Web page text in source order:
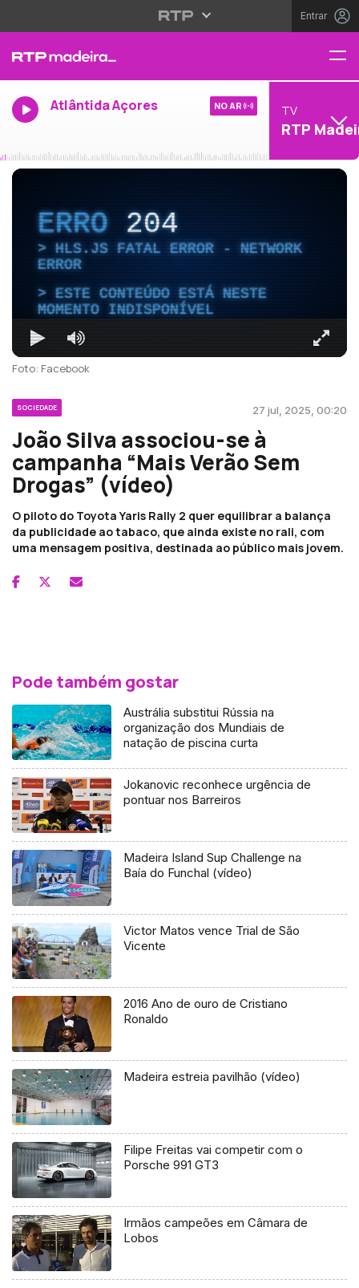
Entrar
Atlântida Açores NO AR TV
RTP
ERRO204
HLS.JS FATAL ERROR - NETWORK
ERROR
ESTE CONTEÚDO ESTÁ NESTE
MOMENTO INDISPONÍVEL
Foto: Facebook
SOCIEDADE 27 jul, 2025, 00:20
João Silva associou-se à
campanha “Mais Verão Sem
Drogas” (vídeo)
O piloto do Toyota Yaris Rally 2 quer equilibrar a balança
da publicidade ao tabaco, que ainda existe no rali, com
uma mensagem positiva, destinada ao público mais jovem.
Pode também gostar
Austrália substitui Rússia na
organização dos Mundiais de
natação de piscina curta
Jokanovic reconhece urgência de
pontuar nos Barreiros
Madeira Island Sup Challenge na
Baía do Funchal (vídeo)
Victor Matos vence Trial de São
Vicente
2016 Ano de ouro de Cristiano
Ronaldo
Madeira estreia pavilhão (vídeo)
Filipe Freitas vai competir com o
Porsche 991 GT3
Irmãos campeões em Câmara de
Lobos